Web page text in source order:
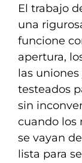
El trabajo
una
funcione
apertura,
las
testeados
sin
cuando los
se vayan
lista para